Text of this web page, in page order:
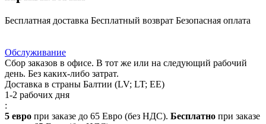
Бесплатная доставка Бесплатный возврат Безопасная оплата
Обслуживание
Сбор заказов в офисе. В тот же или на следующий рабочий
день. Без каких-либо затрат.
Доставка в страны Балтии (LV; LT; EE)
1-2 рабочих дня
:
5 евро при заказе до 65 Евро (без НДС). Бесплатно при заказе